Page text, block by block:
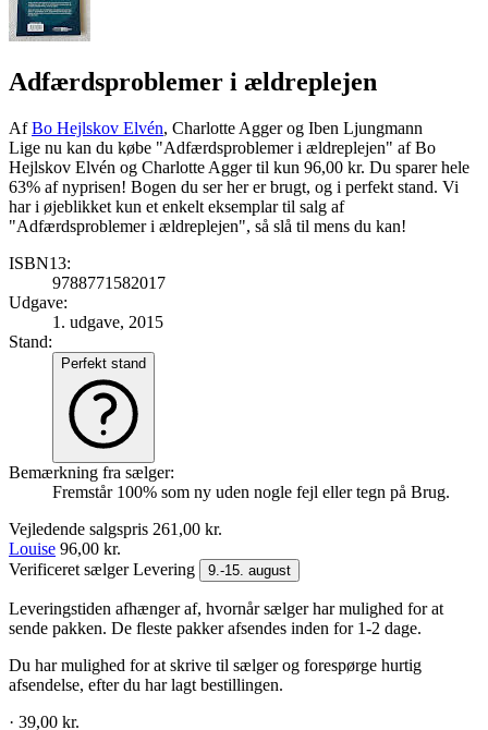
Adfærdsproblemer i ældreplejen
AfBo Hejlskov Elvén, Charlotte Agger og Iben Ljungmann
Lige nu kan du købe "Adfærdsproblemer i ældreplejen" af Bo
Hejlskov Elvén og Charlotte Agger til kun 96,00 kr. Du sparer hele
63% af nyprisen! Bogen du ser her er brugt, og i perfekt stand. Vi
har i øjeblikket kun et enkelt eksemplar til salg af
"Adfærdsproblemer i ældreplejen", så slå til mens du kan!
ISBN13:
9788771582017
Udgave:
1. udgave, 2015
Stand:
Perfekt stand
Bemærkning fra sælger:
Fremstår 100% som ny uden nogle fejl eller tegn på Brug.
Vejledende salgspris 261,00 kr.
Louise 96,00 kr.
Verificeret sælgerLevering 9.-15. august
Leveringstiden afhænger af, hvornår sælger har mulighed for at
sende pakken. De fleste pakker afsendes inden for 1-2 dage.
Du har mulighed for at skrive til sælger og forespørge hurtig
afsendelse, efter du har lagt bestillingen.
· 39,00 kr.